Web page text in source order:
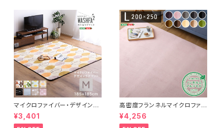
マイクロファイバー・デザインラ
グマットMサイズ（185×185cm）
洗えるラグマット 【WASHFA2】
¥3,401
高密度フランネルマイクロファイ
バー・ラグマットLサイズ（200×2
50cm）洗えるラグマット｜ナル
¥4,256